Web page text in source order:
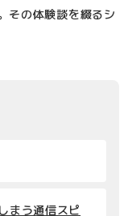
その体験談を綴るシ
まう通信スピ